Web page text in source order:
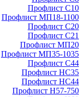
Профлист С10
Профлист МП18-1100
Профлист С20
Профлист С21
Профлист МП20
Профлист МП35-1035
Профлист С44
Профлист НС35
Профлист НС44
Профлист Н57-750